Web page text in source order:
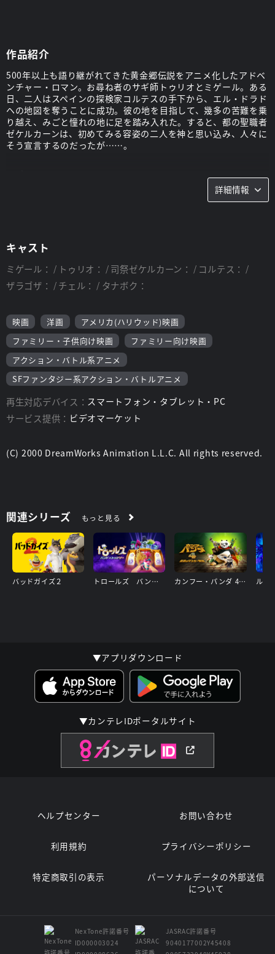
作品紹介
500年以上も語り継がれてきた黄金郷伝説をアニメ化したアドベ
ンチャー・ロマン。お尋ね者のサギ師トゥリオとミゲール。ある
日、二人はスペインの探検家コルテスの手下から、エル・ドラド
ヘの地図を奪うことに成功。彼の地を目指して、幾多の苦難を乗
り越え、みごと憧れの地に足を踏み入れた。すると、都の聖職者
ゼケルカーンは、初めてみる容姿の二人を神と思い込み、人々に
そう宣言するのだったが……。
エリック・"ビーボ"・バージェロン、ドン・ポール
詳細情報
キャスト
ミゲール： トゥリオ： 司祭ゼケルカーン：
コルテス：
ザラゴザ：
チェル： タナボク：
映画 洋画
アメリカ(ハリウッド)映画
ファミリー・子供向け映画
ファミリー向け映画
アクション・バトル系アニメ
SFファンタジー系アクション・バトルアニメ
再生対応デバイス： スマートフォン・タブレット・PC
サービス提供： ビデオマーケット
(C) 2000 DreamWorks Animation L.L.C. All rights reserved.
関連シリーズ もっと見る
バッドガイズ２ トロールズ バンド★トゥゲザー カンフー・パンダ 4 伝説のマスター降臨
▼アプリダウンロード
▼カンテレIDポータルサイト
ヘルプセンター お問い合わせ
利用規約 プライバシーポリシー
特定商取引の表示
パーソナルデータの外部送信
について
NexTone許諾番号
ID000003024
JASRAC許諾番号
9040177002Y45408